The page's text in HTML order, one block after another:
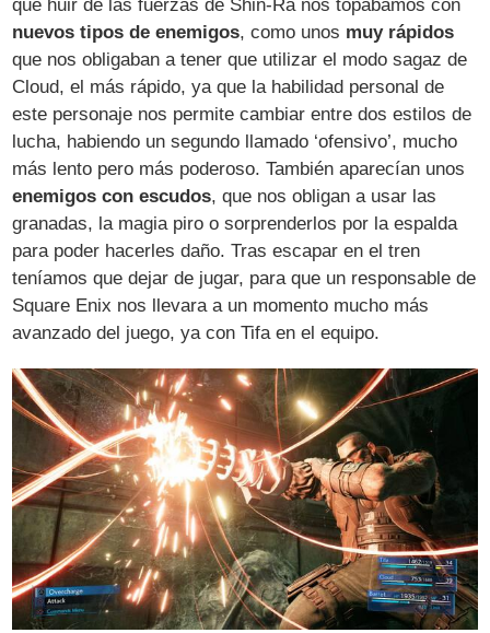
que huir de las fuerzas de Shin-Ra nos topábamos con
nuevos tipos de enemigos, como unos muy rápidos
que nos obligaban a tener que utilizar el modo sagaz de
Cloud, el más rápido, ya que la habilidad personal de
este personaje nos permite cambiar entre dos estilos de
lucha, habiendo un segundo llamado ‘ofensivo’, mucho
más lento pero más poderoso. También aparecían unos
enemigos con escudos, que nos obligan a usar las
granadas, la magia piro o sorprenderlos por la espalda
para poder hacerles daño. Tras escapar en el tren
teníamos que dejar de jugar, para que un responsable de
Square Enix nos llevara a un momento mucho más
avanzado del juego, ya con Tifa en el equipo.